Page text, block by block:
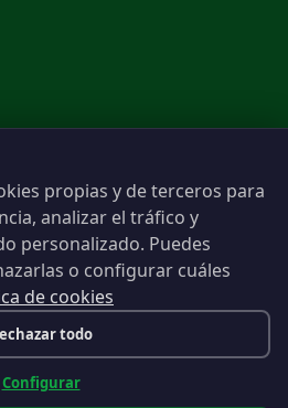
propias y de terceros para
analizar el tráfico y
personalizado. Puedes
o configurar cuáles
de cookies
todo
Configurar